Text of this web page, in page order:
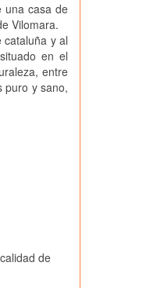
casa de
Vilomara.
cataluña y al
en el
entre
puro y sano,
de